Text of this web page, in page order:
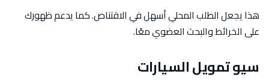
هذا يجعل الطلب المحلي أسهل في الاقتناص. كما يدعم ظهورك
على الخرائط والبحث العضوي معًا.
سيو تمويل السيارات